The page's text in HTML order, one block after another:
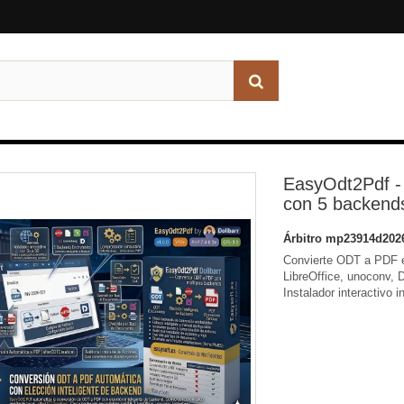
EasyOdt2Pdf
con 5
Árbitro
Convierte ODT a PDF
LibreOffice, unoconv,
Instalador interactivo